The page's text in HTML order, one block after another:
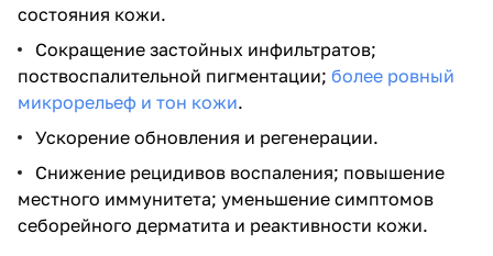
состояния кожи.
Сокращение застойных инфильтратов;
поствоспалительной пигментации; более ровный
микрорельеф и тон кожи.
Ускорение обновления и регенерации.
Снижение рецидивов воспаления; повышение
местного иммунитета; уменьшение симптомов
себорейного дерматита и реактивности кожи.